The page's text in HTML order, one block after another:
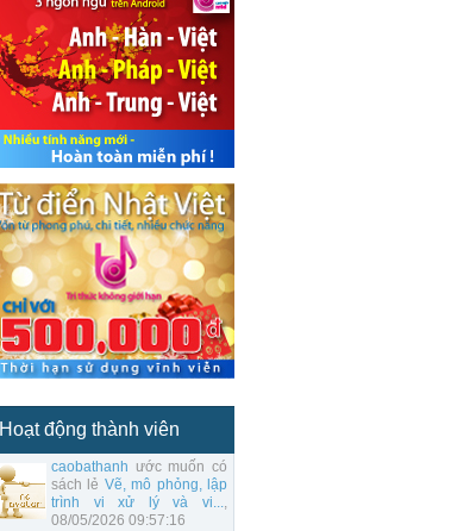
Hoạt động thành viên
caobathanh ước muốn có
sách lẻ Vẽ, mô phỏng, lập
trình vi xử lý và vi...,
08/05/2026 09:57:16